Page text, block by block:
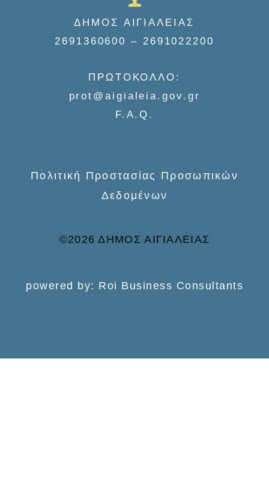
ΔΗΜΟΣ ΑΙΓΙΑΛΕΙΑΣ
2691360600 – 2691022200
ΠΡΩΤΟΚΟΛΛΟ:
prot@aigialeia.gov.gr
F.A.Q.
Πολιτική Προστασίας Προσωπικών
Δεδομένων
©2026 ΔΗΜΟΣ ΑΙΓΙΑΛΕΙΑΣ
powered by: Roi Business Consultants